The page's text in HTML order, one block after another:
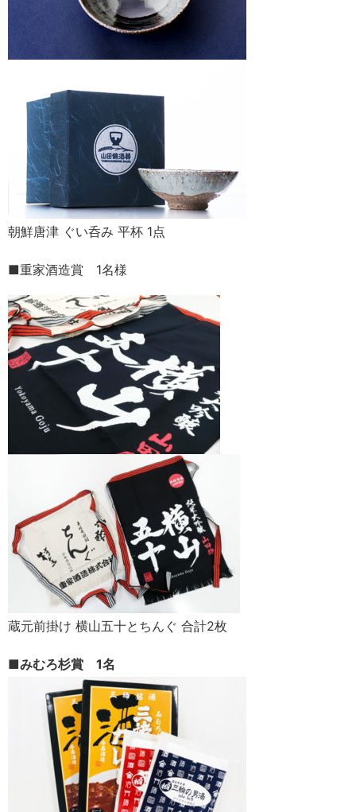
朝鮮唐津 ぐい呑み 平杯 1点
■重家酒造賞 1名様
蔵元前掛け 横山五十とちんぐ 合計2枚
■みむろ杉賞 1名